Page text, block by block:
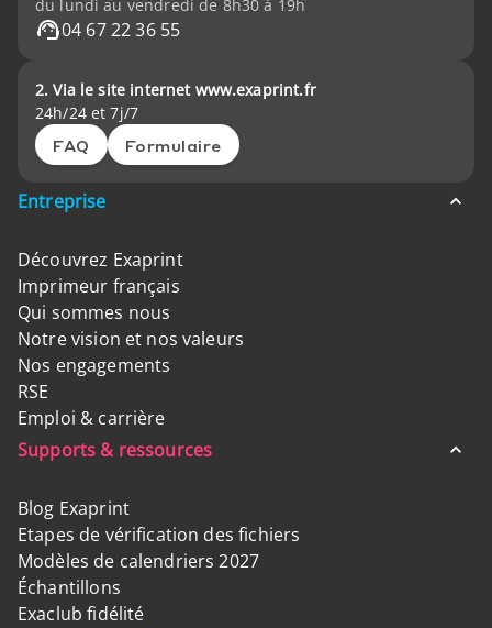
du lundi au vendredi de 8h30 à 19h
04 67 22 36 55
2. Via le site internet www.exaprint.fr
24h/24 et 7j/7
FAQ Formulaire
Entreprise
Découvrez Exaprint
Imprimeur français
Qui sommes nous
Notre vision et nos valeurs
Nos engagements
RSE
Emploi & carrière
Supports & ressources
Blog Exaprint
Etapes de vérification des fichiers
Modèles de calendriers 2027
Échantillons
Exaclub fidélité